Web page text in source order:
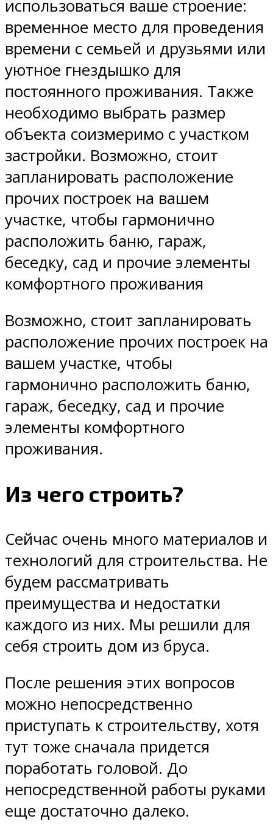
использоваться ваше строение:
временное место для проведения
времени с семьей и друзьями или
уютное гнездышко для
постоянного проживания. Также
необходимо выбрать размер
объекта соизмеримо с участком
застройки. Возможно, стоит
запланировать расположение
прочих построек на вашем
участке, чтобы гармонично
расположить баню, гараж,
беседку, сад и прочие элементы
комфортного проживания
Возможно, стоит запланировать
расположение прочих построек на
вашем участке, чтобы
гармонично расположить баню,
гараж, беседку, сад и прочие
элементы комфортного
проживания.
Из чего строить?
Сейчас очень много материалов и
технологий для строительства. Не
будем рассматривать
преимущества и недостатки
каждого из них. Мы решили для
себя строить дом из бруса.
После решения этих вопросов
можно непосредственно
приступать к строительству, хотя
тут тоже сначала придется
поработать головой. До
непосредственной работы руками
еще достаточно далеко.